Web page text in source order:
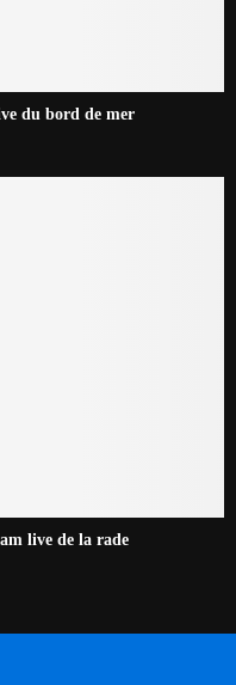
du bord de mer
live de la rade